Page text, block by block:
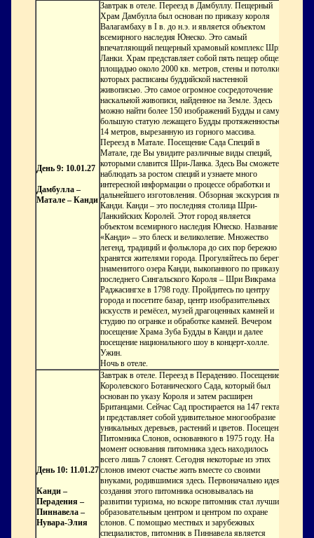
День 9: 10.01.27
Дамбулла –
Матале – Канди
Завтрак в отеле. Переезд в Дамбуллу. Пещерный
Храм Дамбулла был основан по приказу короля
Валагамбаху в I в. до н.э. и является объектом
всемирного наследия Юнеско. Это самый
впечатляющий пещерный храмовый комплекс Шри-
Ланки. Храм представляет собой пять пещер общей
площадью около 2000 кв. метров, стены и потолки
которых расписаны буддийской настенной
живописью. Это самое огромное сосредоточение
наскальной живописи, найденное на Земле. Здесь
можно найти более 150 изображений Будды и самую
большую статую лежащего Будды протяженностью
14 метров, вырезанную из горного массива.
Переезд в Матале. Посещение Сада Специй в
Матале, где Вы увидите различные виды специй,
которыми славится Шри-Ланка. Здесь Вы сможете
наблюдать за ростом специй и узнаете много
интересной информации о процессе обработки и
дальнейшего изготовления. Обзорная экскурсия по
Канди. Канди – это последняя столица Шри-
Ланкийских Королей. Этот город является
объектом всемирного наследия Юнеско. Название
«Канди» – это блеск и великолепие. Множество
легенд, традиций и фольклора до сих пор бережно
хранятся жителями города. Прогуляйтесь по берегу
знаменитого озера Канди, выкопанного по приказу
последнего Сингальского Короля – Шри Викрама
Раджасингхе в 1798 году. Пройдитесь по центру
города и посетите базар, центр изобразительных
искусств и ремёсел, музей драгоценных камней и
студию по огранке и обработке камней. Вечером
посещение Храма Зуба Будды в Канди и далее
посещение национального шоу в концерт-холле.
Ужин.
Ночь в отеле.
День 10: 11.01.27
Канди –
Перадения –
Пиннавела –
Нувара-Элия
Завтрак в отеле. Переезд в Перадению. Посещение
Королевского Ботанического Сада, который был
основан по указу Короля и затем расширен
Британцами. Сейчас Сад простирается на 147 гектар
и представляет собой удивительное многообразие
уникальных деревьев, растений и цветов. Посещение
Питомника Слонов, основанного в 1975 году. На
момент основания питомника здесь находилось
всего лишь 7 слонят. Сегодня некоторые из этих
слонов имеют счастье жить вместе со своими
внуками, родившимися здесь. Первоначально идея
создания этого питомника основывалась на
развитии туризма, но вскоре питомник стал лучшим
образовательным центром и центром по охране
слонов. С помощью местных и зарубежных
специалистов, питомник в Пиннавела является